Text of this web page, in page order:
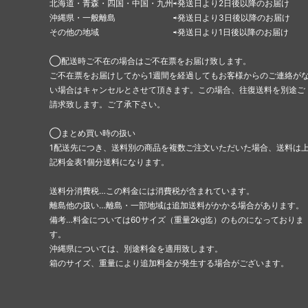
北海道・青森・四国・中国・九州⇨発送日より2日後以降のお届け
沖縄県・一般離島 ⇨発送日より3日後以降のお届け
その他の地域 ⇨発送日より1日後以降のお届け
◯配送時ご不在の場合はご不在票をお届け致します。
ご不在票をお届けしてから1週間を経過してもお客様からのご連絡が
い場合はキャンセルとさせて頂きます。この場合、往復送料を別途ご
請求致します。ご了承下さい。
◯まとめ買い時の扱い
1配送先につき、送料別の商品を複数ご注文いただいた場合、送料は
記料金表1個分送料になります。
送料分消費税…この料金には消費税が含まれています。
離島他の扱い…離島・一部地域は追加送料がかかる場合があります。
備考…料金については60サイズ（重量2kg迄）のものになっておりま
す。
沖縄県については、別途料金を適用致します。
箱のサイズ、重量により追加料金が発生する場合がございます。